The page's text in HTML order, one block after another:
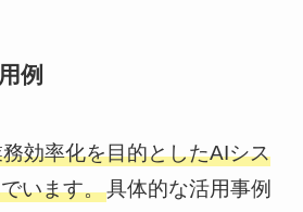
例
効率化を目的としたAIシス
います。具体的な活用事例